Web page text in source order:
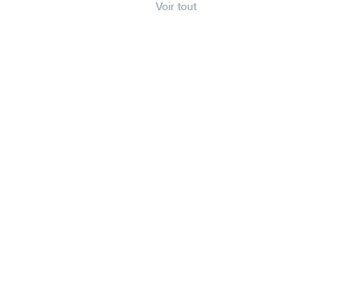
Voir tout